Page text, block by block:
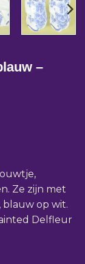
–
Ze zijn met
op wit.
Delfleur